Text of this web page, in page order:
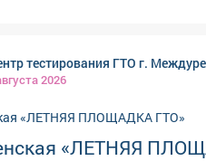
важной частью программы
Всероссийского
(ГТО) и приобщению
детальной информации о
нормативов
тестирования ГТО г.
2026
«ЛЕТНЯЯ